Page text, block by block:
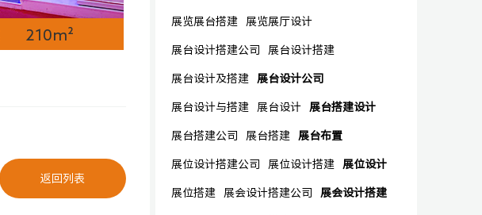
210m²
返回列表
展览展台搭建 展览展厅设计
展台设计搭建公司 展台设计搭建
展台设计及搭建 展台设计公司
展台设计与搭建 展台设计 展台搭建设计
展台搭建公司 展台搭建 展台布置
展位设计搭建公司 展位设计搭建 展位设计
展位搭建 展会设计搭建公司 展会设计搭建